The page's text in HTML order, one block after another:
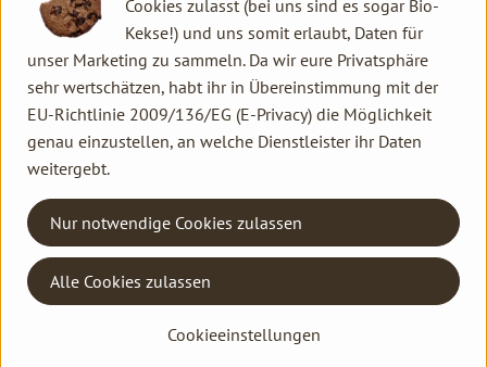
werden auch auf die Felder gehen. Daher empfehlen wir, dem
Wetter angepasste Kleidung und robuste Schuhe zu tragen.
Wir freuen uns auf neugierige Fragen und darauf, den Kindern
zu zeigen, wie spannend und wichtig nachhaltige
Landwirtschaft ist. Kommt vorbei, es wird eine spannende
Sache für die ganze Familie!
Kontakt allgemein
Familie Hannen GbR
Neu Lammertzhof, 41564 Kaarst
info@lammertzhof.de
Cookies zulasst (bei uns sind es sogar Bio-
Kekse!) und uns somit erlaubt, Daten für
unser Marketing zu sammeln. Da wir eure Privatsphäre
sehr wertschätzen, habt ihr in Übereinstimmung mit der
EU-Richtlinie 2009/136/EG (E-Privacy) die Möglichkeit
genau einzustellen, an welche Dienstleister ihr Daten
weitergebt.
Cookieeinstellungen
Nur notwendige Cookies zulassen
Alle Cookies zulassen